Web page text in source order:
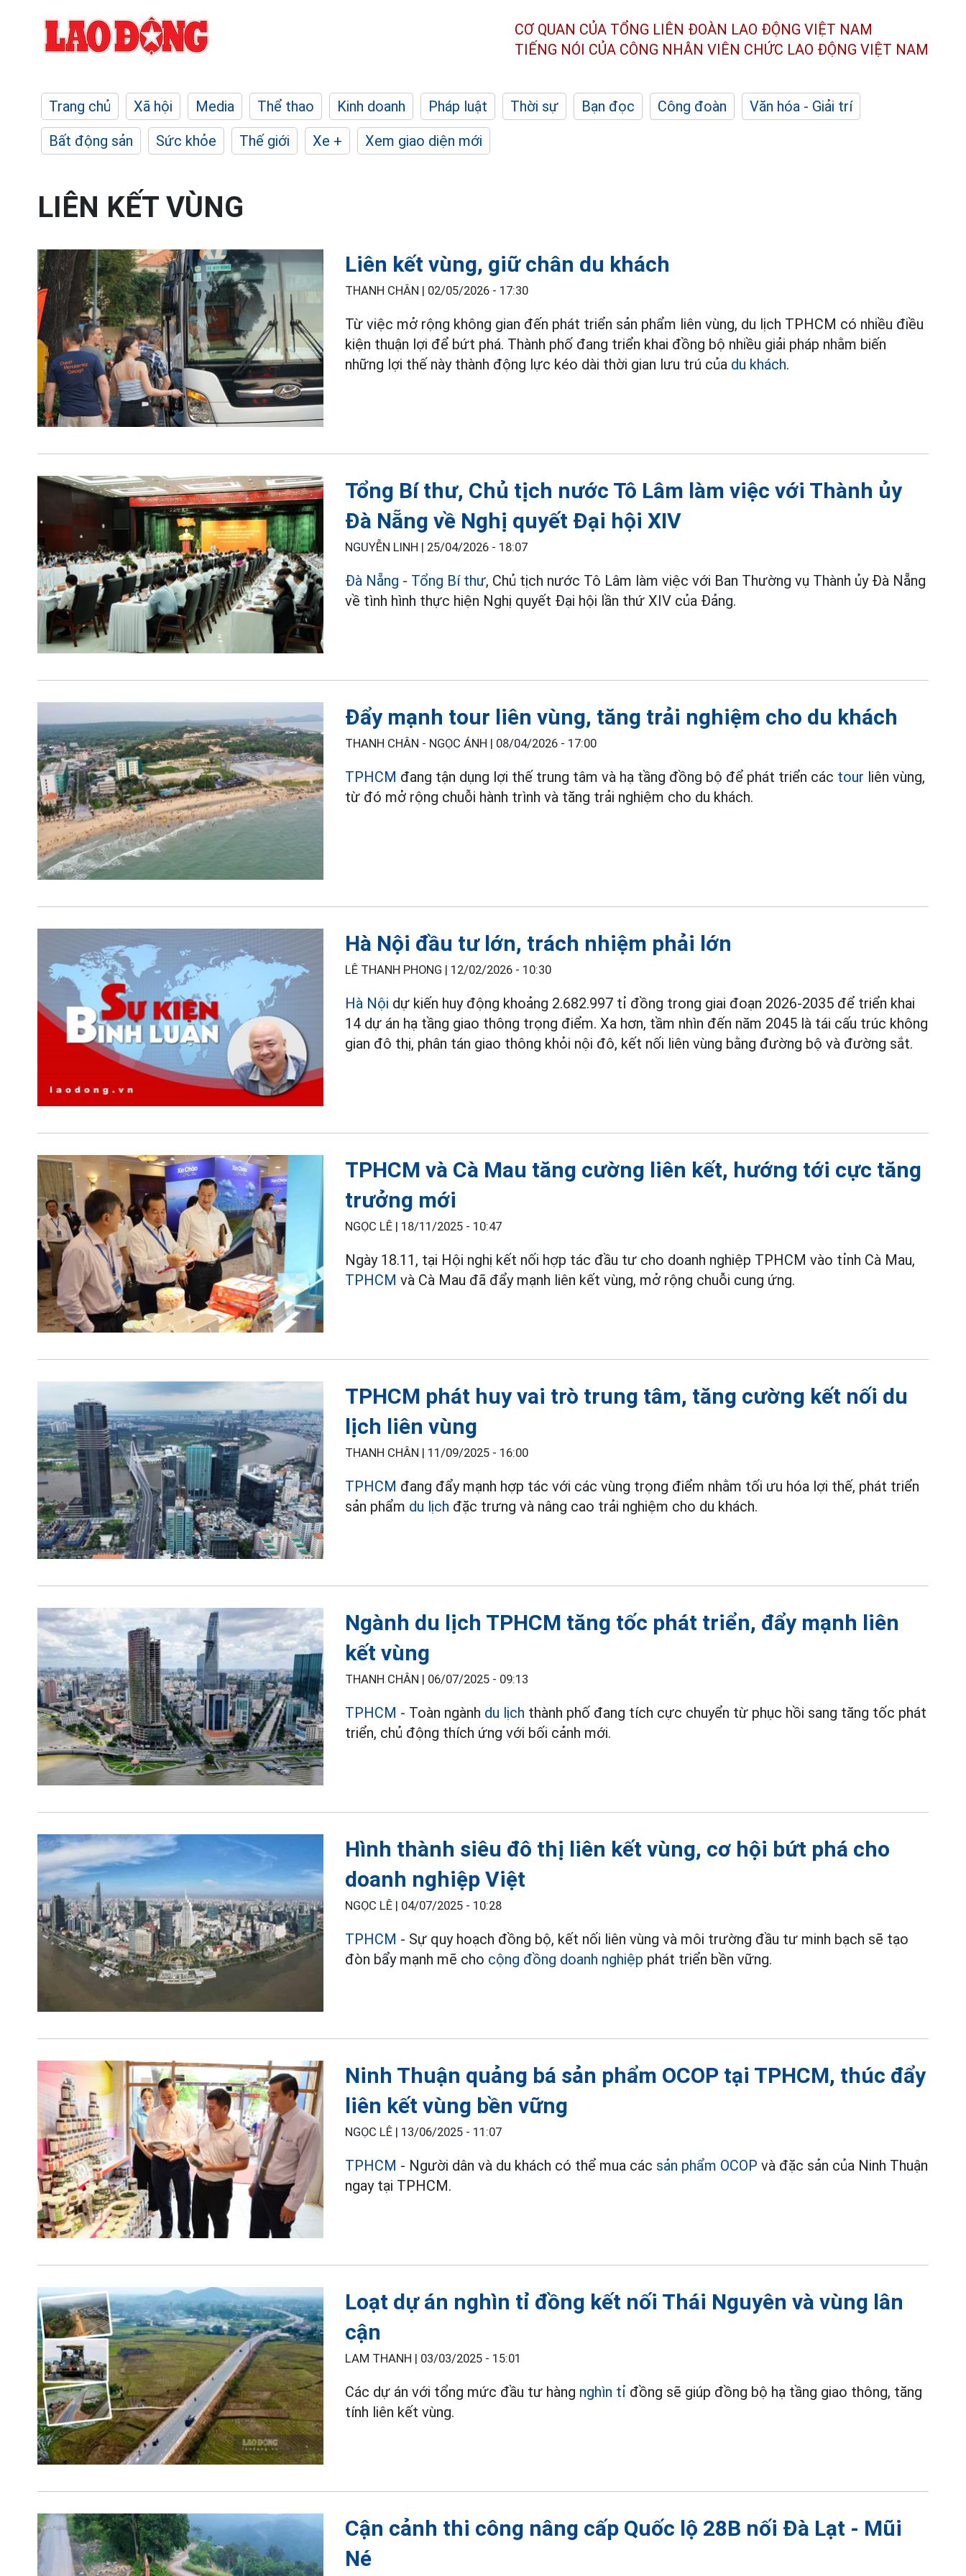
CƠ QUAN CỦA TỔNG LIÊN ĐOÀN LAO ĐỘNG VIỆT NAM
TIẾNG NÓI CỦA CÔNG NHÂN VIÊN CHỨC LAO ĐỘNG VIỆT NAM
Trang chủ Xã hội Media Thể thao Kinh doanh Pháp luật Thời sự Bạn đọc Công đoàn
Văn hóa - Giải trí
Bất động sản
Sức khỏe Thế giới Xe + Xem giao diện mới
LIÊN KẾT VÙNG
Liên kết vùng, giữ chân du khách
THANH CHÂN | 02/05/2026 - 17:30
Từ việc mở rộng không gian đến phát triển sản phẩm liên vùng, du lịch TPHCM có nhiều điều
kiện thuận lợi để bứt phá. Thành phố đang triển khai đồng bộ nhiều giải pháp nhằm biến
những lợi thế này thành động lực kéo dài thời gian lưu trú của du khách.
Tổng Bí thư, Chủ tịch nước Tô Lâm làm việc với Thành ủy
Đà Nẵng về Nghị quyết Đại hội XIV
NGUYỄN LINH | 25/04/2026 - 18:07
Đà Nẵng - Tổng Bí thư, Chủ tịch nước Tô Lâm làm việc với Ban Thường vụ Thành ủy Đà Nẵng
về tình hình thực hiện Nghị quyết Đại hội lần thứ XIV của Đảng.
Đẩy mạnh tour liên vùng, tăng trải nghiệm cho du khách
THANH CHÂN - NGỌC ÁNH | 08/04/2026 - 17:00
TPHCM đang tận dụng lợi thế trung tâm và hạ tầng đồng bộ để phát triển các tour liên vùng,
từ đó mở rộng chuỗi hành trình và tăng trải nghiệm cho du khách.
Hà Nội đầu tư lớn, trách nhiệm phải lớn
LÊ THANH PHONG | 12/02/2026 - 10:30
Hà Nội dự kiến huy động khoảng 2.682.997 tỉ đồng trong giai đoạn 2026-2035 để triển khai
14 dự án hạ tầng giao thông trọng điểm. Xa hơn, tầm nhìn đến năm 2045 là tái cấu trúc không
gian đô thị, phân tán giao thông khỏi nội đô, kết nối liên vùng bằng đường bộ và đường sắt.
TPHCM và Cà Mau tăng cường liên kết, hướng tới cực tăng
trưởng mới
NGỌC LÊ | 18/11/2025 - 10:47
Ngày 18.11, tại Hội nghị kết nối hợp tác đầu tư cho doanh nghiệp TPHCM vào tỉnh Cà Mau,
TPHCM và Cà Mau đã đẩy mạnh liên kết vùng, mở rộng chuỗi cung ứng.
TPHCM phát huy vai trò trung tâm, tăng cường kết nối du
lịch liên vùng
THANH CHÂN | 11/09/2025 - 16:00
TPHCM đang đẩy mạnh hợp tác với các vùng trọng điểm nhằm tối ưu hóa lợi thế, phát triển
sản phẩm du lịch đặc trưng và nâng cao trải nghiệm cho du khách.
Ngành du lịch TPHCM tăng tốc phát triển, đẩy mạnh liên
kết vùng
THANH CHÂN | 06/07/2025 - 09:13
TPHCM - Toàn ngành du lịch thành phố đang tích cực chuyển từ phục hồi sang tăng tốc phát
triển, chủ động thích ứng với bối cảnh mới.
Hình thành siêu đô thị liên kết vùng, cơ hội bứt phá cho
doanh nghiệp Việt
NGỌC LÊ | 04/07/2025 - 10:28
TPHCM - Sự quy hoạch đồng bộ, kết nối liên vùng và môi trường đầu tư minh bạch sẽ tạo
đòn bẩy mạnh mẽ cho cộng đồng doanh nghiệp phát triển bền vững.
Ninh Thuận quảng bá sản phẩm OCOP tại TPHCM, thúc đẩy
liên kết vùng bền vững
NGỌC LÊ | 13/06/2025 - 11:07
TPHCM - Người dân và du khách có thể mua các sản phẩm OCOP và đặc sản của Ninh Thuận
ngay tại TPHCM.
Loạt dự án nghìn tỉ đồng kết nối Thái Nguyên và vùng lân
cận
LAM THANH | 03/03/2025 - 15:01
Các dự án với tổng mức đầu tư hàng nghìn tỉ đồng sẽ giúp đồng bộ hạ tầng giao thông, tăng
tính liên kết vùng.
Cận cảnh thi công nâng cấp Quốc lộ 28B nối Đà Lạt - Mũi
Né